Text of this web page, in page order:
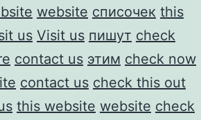
website списочек this
us Visit us пишут check
contact us этим check now
contact us check this out
this website website check